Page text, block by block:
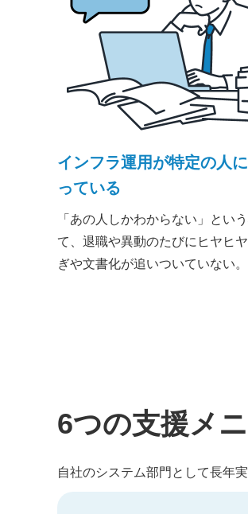
インフラ運用が特定の人
っている
「あの人しかわからない」とい
て、退職や異動のたびにヒヤヒ
ぎや文書化が追いついていない。
6つの支援メ
自社のシステム部門として長年